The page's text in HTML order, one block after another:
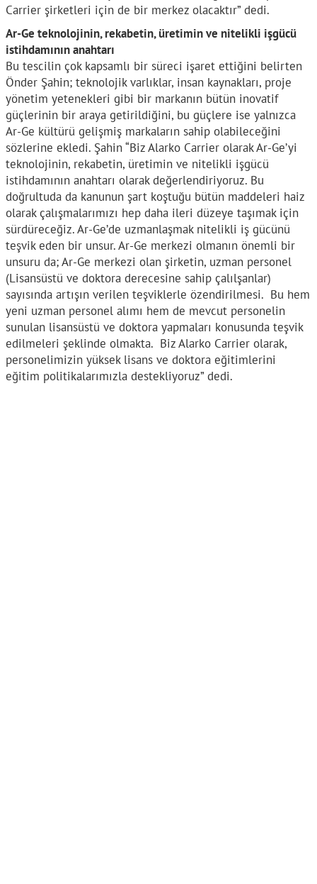
Carrier şirketleri için de bir merkez olacaktır” dedi.
Ar-Ge teknolojinin, rekabetin, üretimin ve nitelikli işgücü
istihdamının anahtarı
Bu tescilin çok kapsamlı bir süreci işaret ettiğini belirten
Önder Şahin; teknolojik varlıklar, insan kaynakları, proje
yönetim yetenekleri gibi bir markanın bütün inovatif
güçlerinin bir araya getirildiğini, bu güçlere ise yalnızca
Ar-Ge kültürü gelişmiş markaların sahip olabileceğini
sözlerine ekledi. Şahin “Biz Alarko Carrier olarak Ar-Ge’yi
teknolojinin, rekabetin, üretimin ve nitelikli işgücü
istihdamının anahtarı olarak değerlendiriyoruz. Bu
doğrultuda da kanunun şart koştuğu bütün maddeleri haiz
olarak çalışmalarımızı hep daha ileri düzeye taşımak için
sürdüreceğiz. Ar-Ge’de uzmanlaşmak nitelikli iş gücünü
teşvik eden bir unsur. Ar-Ge merkezi olmanın önemli bir
unsuru da; Ar-Ge merkezi olan şirketin, uzman personel
(Lisansüstü ve doktora derecesine sahip çalılşanlar)
sayısında artışın verilen teşviklerle özendirilmesi. Bu hem
yeni uzman personel alımı hem de mevcut personelin
sunulan lisansüstü ve doktora yapmaları konusunda teşvik
edilmeleri şeklinde olmakta. Biz Alarko Carrier olarak,
personelimizin yüksek lisans ve doktora eğitimlerini
eğitim politikalarımızla destekliyoruz” dedi.